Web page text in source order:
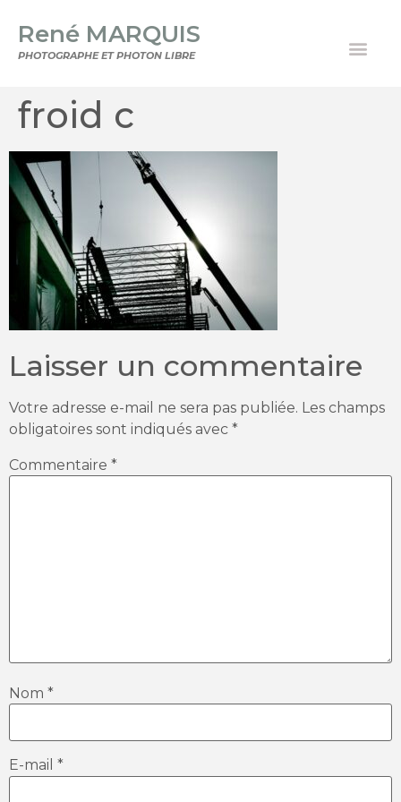
René MARQUIS
PHOTOGRAPHE ET PHOTON LIBRE
froid c
Laisser un commentaire
Votre adresse e-mail ne sera pas publiée. Les champs
obligatoires sont indiqués avec *
Commentaire *
Nom *
E-mail *